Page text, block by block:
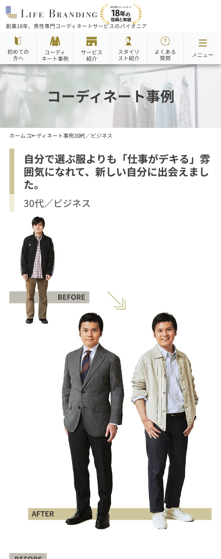
創業18年、男性専門コーディネートサービスのパイオニア
初めての
方へ
コーディ
ネート事例
サービス
紹介
スタイリ
スト紹介
よくある
質問 メニュー
コーディネート事例
ホームコーディネート事例30代／ビジネス
自分で選ぶ服よりも「仕事がデキる」雰
囲気になれて、新しい自分に出会えまし
た。
30代／ビジネス